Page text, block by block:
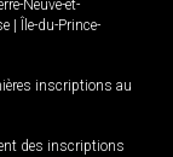
Neuve-et-
Île-du-Prince-
inscriptions au
des inscriptions